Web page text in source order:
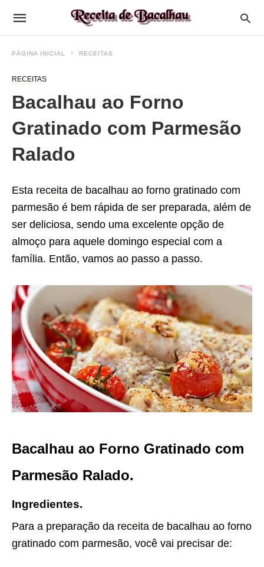
PÁGINA INICIAL RECEITAS
RECEITAS
Bacalhau ao Forno
Gratinado com Parmesão
Ralado
Esta receita de bacalhau ao forno gratinado com
parmesão é bem rápida de ser preparada, além de
ser deliciosa, sendo uma excelente opção de
almoço para aquele domingo especial com a
família. Então, vamos ao passo a passo.
Bacalhau ao Forno Gratinado com
Parmesão Ralado.
Ingredientes.
Para a preparação da receita de bacalhau ao forno
gratinado com parmesão, você vai precisar de: